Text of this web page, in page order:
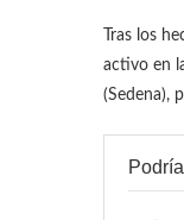
Tras los
activo en
(Sedena),